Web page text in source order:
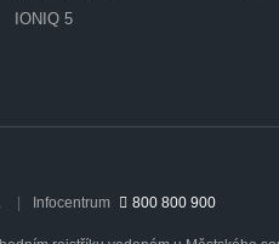
IONIQ 5
Infocentrum 800 800 900